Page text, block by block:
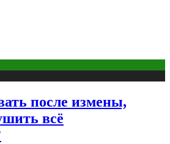
после измены,
всё